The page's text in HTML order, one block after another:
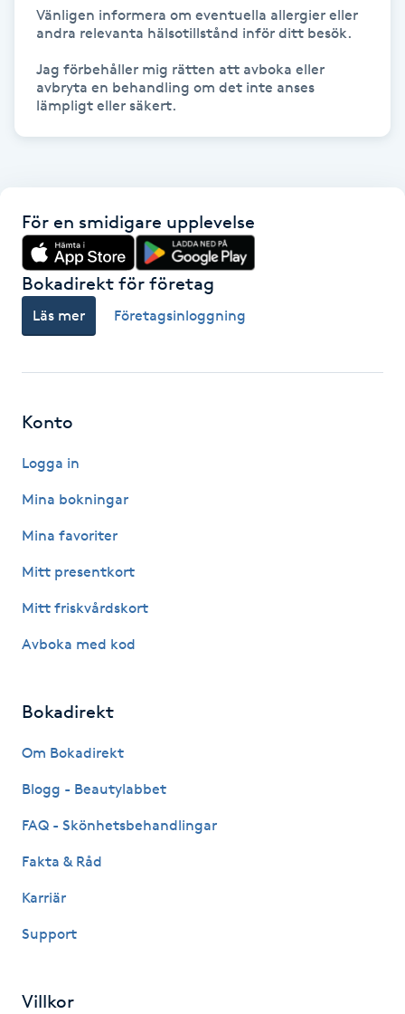
Katun fransar
Kemisk peeling
Kinesiologi
Kinesisk medicin
Kiropraktik
Klippning
Klippning ungdom
Koppningsmassage
Kroppspeeling
Käkledsbehandling
Lashlift Keratin
Vänligen informera om eventuella allergier eller
andra relevanta hälsotillstånd inför ditt besök.
Jag förbehåller mig rätten att avboka eller
avbryta en behandling om det inte anses
lämpligt eller säkert.
För en smidigare upplevelse
Bokadirekt för företag
Läs mer Företagsinloggning
Konto
Logga in
Mina bokningar
Mina favoriter
Mitt presentkort
Mitt friskvårdskort
Avboka med kod
Bokadirekt
Om Bokadirekt
Blogg - Beautylabbet
FAQ - Skönhetsbehandlingar
Fakta & Råd
Karriär
Support
Villkor